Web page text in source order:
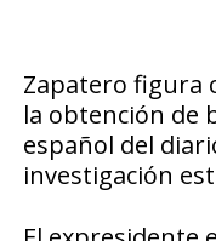
Zapatero figura
la obtención de
español del
investigación